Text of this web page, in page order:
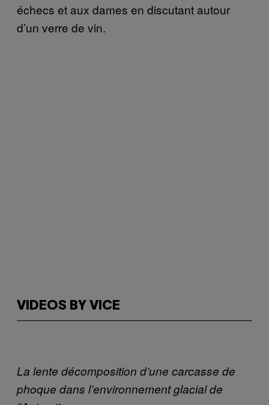
échecs et aux dames en discutant autour
d’un verre de vin.
VIDEOS BY VICE
La lente décomposition d’une carcasse de
phoque dans l’environnement glacial de